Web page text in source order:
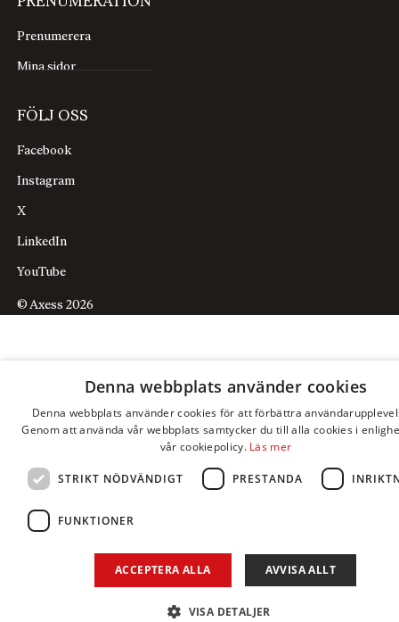
Prenumerera
Mina sidor
FÖLJ OSS
Facebook
Instagram
X
LinkedIn
YouTube
© Axess 2026
Denna webbplats använder cookies
Denna webbplats använder cookies för att förbättra
Genom att använda vår webbplats samtycker du till alla cookies i
vår cookiepolicy. Läs mer
STRIKT NÖDVÄNDIGT PRESTANDA
FUNKTIONER
ACCEPTERA ALLA AVVISA ALLT
VISA DETALJER